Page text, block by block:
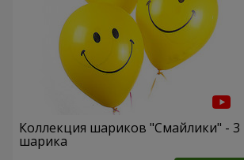
Коллекция шариков "Смайлики" - 3
шарика